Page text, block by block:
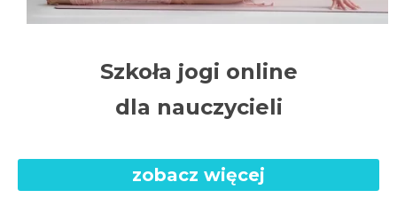
Szkoła jogi online
dla nauczycieli
zobacz więcej